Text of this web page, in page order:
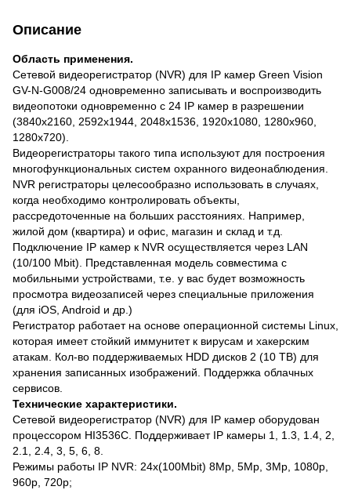
Описание
Область применения.
Сетевой видеорегистратор (NVR) для IP камер Green Vision
GV-N-G008/24 одновременно записывать и воспроизводить
видеопотоки одновременно с 24 IP камер в разрешении
(3840x2160, 2592x1944, 2048x1536, 1920x1080, 1280x960,
1280x720).
Видеорегистраторы такого типа используют для построения
многофункциональных систем охранного видеонаблюдения.
NVR регистраторы целесообразно использовать в случаях,
когда необходимо контролировать объекты,
рассредоточенные на больших расстояниях. Например,
жилой дом (квартира) и офис, магазин и склад и т.д.
Подключение IP камер к NVR осуществляется через LAN
(10/100 Мbit). Представленная модель совместима с
мобильными устройствами, т.е. у вас будет возможность
просмотра видеозаписей через специальные приложения
(для iOS, Android и др.)
Регистратор работает на основе операционной системы Linux,
которая имеет стойкий иммунитет к вирусам и хакерским
атакам. Кол-во поддерживаемых HDD дисков 2 (10 ТВ) для
хранения записанных изображений. Поддержка облачных
сервисов.
Технические характеристики.
Сетевой видеорегистратор (NVR) для IP камер оборудован
процессором HI3536C. Поддерживает IP камеры 1, 1.3, 1.4, 2,
2.1, 2.4, 3, 5, 6, 8.
Режимы работы IP NVR: 24x(100Mbit) 8Мр, 5Мр, 3Mр, 1080р,
960р, 720р;